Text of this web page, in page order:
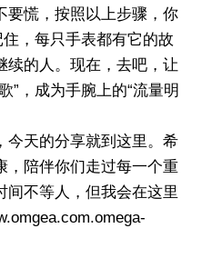
慌，按照以上步骤，你
，每只手表都有它的故
续的人。现在，去吧，让
”，成为手腕上的“流量明
天的分享就到这里。希
，陪伴你们走过每一个重
间不等人，但我会在这里